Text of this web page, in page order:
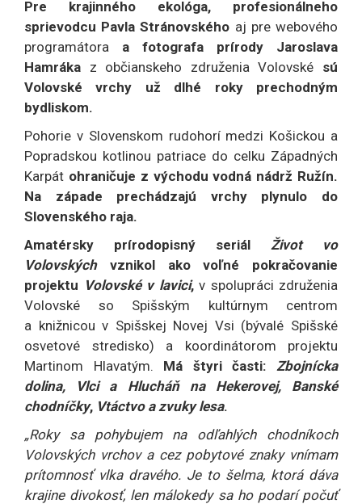
Pre krajinného ekológa, profesionálneho
sprievodcu Pavla Stránovského aj pre webového
programátora a fotografa prírody Jaroslava
Hamráka z občianskeho združenia Volovské sú
Volovské vrchy už dlhé roky prechodným
bydliskom.
Pohorie v Slovenskom rudohorí medzi Košickou a
Popradskou kotlinou patriace do celku Západných
Karpát ohraničuje z východu vodná nádrž Ružín.
Na západe prechádzajú vrchy plynulo do
Slovenského raja.
Amatérsky prírodopisný seriál Život vo
Volovskýchvznikol ako voľné pokračovanie
projektu Volovské v lavici, v spolupráci združenia
Volovské so Spišským kultúrnym centrom
a knižnicou v Spišskej Novej Vsi (bývalé Spišské
osvetové stredisko) a koordinátorom projektu
Martinom Hlavatým. Má štyri časti:Zbojnícka
dolina, Vlci a Hlucháň na Hekerovej,
Banské
chodníčky, Vtáctvo a zvuky lesa.
„Roky sa pohybujem na odľahlých chodníkoch
Volovských vrchov a cez pobytové znaky vnímam
prítomnosť vlka dravého. Je to šelma, ktorá dáva
krajine divokosť, len málokedy sa ho podarí počuť